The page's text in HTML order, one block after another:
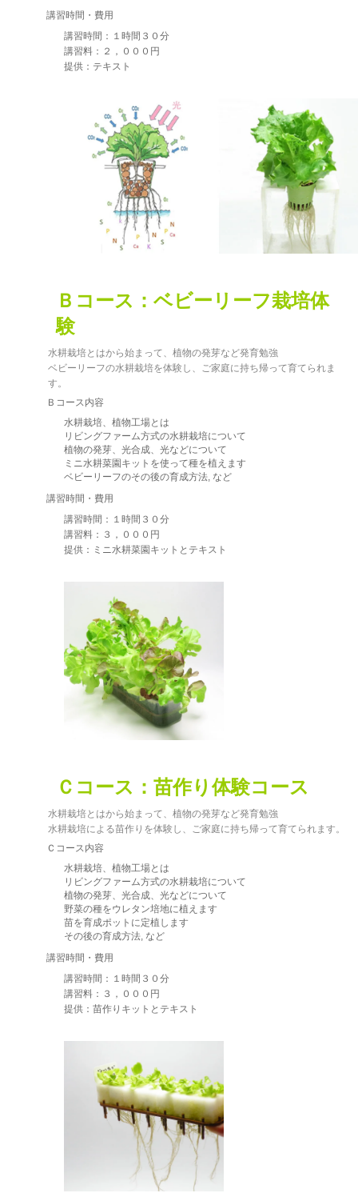
講習時間・費用
講習時間：１時間３０分
講習料：２，０００円
提供：テキスト
Ｂコース：ベビーリーフ栽培体
験
水耕栽培とはから始まって、植物の発芽など発育勉強
ベビーリーフの水耕栽培を体験し、ご家庭に持ち帰って育てられま
す。
Ｂコース内容
水耕栽培、植物工場とは
リビングファーム方式の水耕栽培について
植物の発芽、光合成、光などについて
ミニ水耕菜園キットを使って種を植えます
ベビーリーフのその後の育成方法, など
講習時間・費用
講習時間：１時間３０分
講習料：３，０００円
提供：ミニ水耕菜園キットとテキスト
Ｃコース：苗作り体験コース
水耕栽培とはから始まって、植物の発芽など発育勉強
水耕栽培による苗作りを体験し、ご家庭に持ち帰って育てられます。
Ｃコース内容
水耕栽培、植物工場とは
リビングファーム方式の水耕栽培について
植物の発芽、光合成、光などについて
野菜の種をウレタン培地に植えます
苗を育成ポットに定植します
その後の育成方法, など
講習時間・費用
講習時間：１時間３０分
講習料：３，０００円
提供：苗作りキットとテキスト